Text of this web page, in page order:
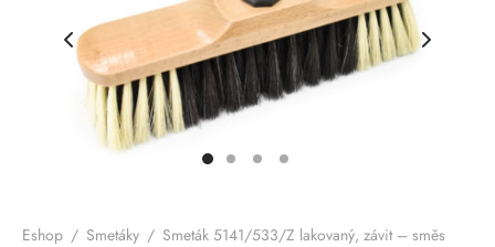
Eshop / Smetáky / Smeták 5141/533/Z lakovaný, závit – směs